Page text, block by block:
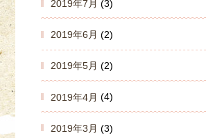
2019年7月 (3)
2019年6月 (2)
2019年5月 (2)
2019年4月 (4)
2019年3月 (3)